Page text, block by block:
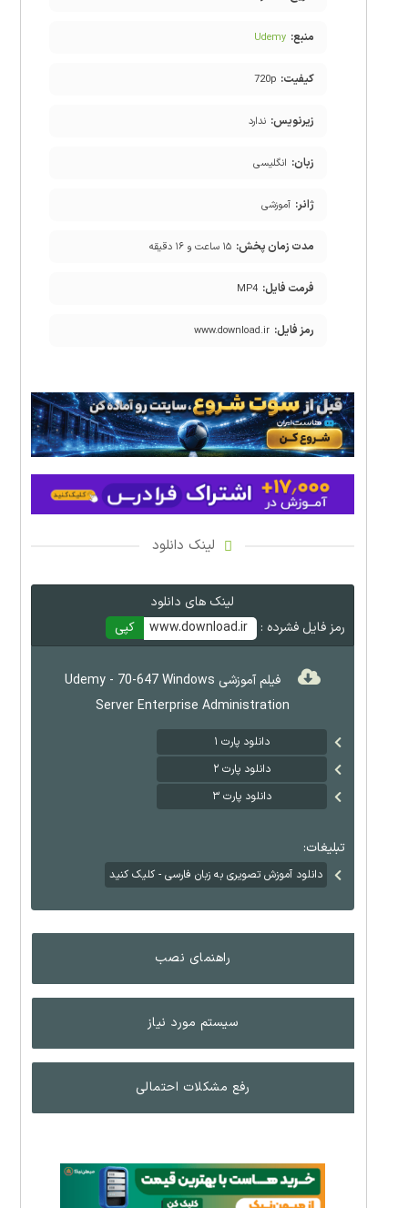
منبع: Udemy
کیفیت: 720p
زیرنویس: ندارد
زبان: انگلیسی
ژانر: آموزشی
مدت زمان پخش: ۱۵ ساعت و ۱۶ دقیقه
فرمت فایل: MP4
رمز فایل: www.download.ir
لینک دانلود
لینک های دانلود
رمز فایل فشرده :
www.download.ir کپی
فیلم آموزشی Udemy - 70-647 Windows
Server Enterprise Administration
دانلود پارت ۱
دانلود پارت ۲
دانلود پارت ۳
تبلیغات:
دانلود آموزش تصویری به زبان فارسی - کلیک کنید
راهنمای نصب
سیستم مورد نیاز
رفع مشکلات احتمالی